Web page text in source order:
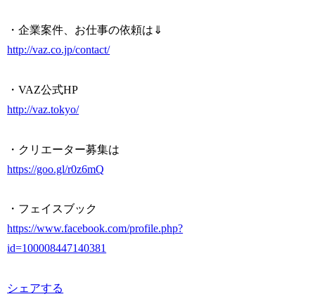
・企業案件、お仕事の依頼は️⇓
http://vaz.co.jp/contact/
・VAZ公式HP
http://vaz.tokyo/
・クリエーター募集は️
https://goo.gl/r0z6mQ
・フェイスブック
https://www.facebook.com/profile.php?
id=100008447140381
シェアする